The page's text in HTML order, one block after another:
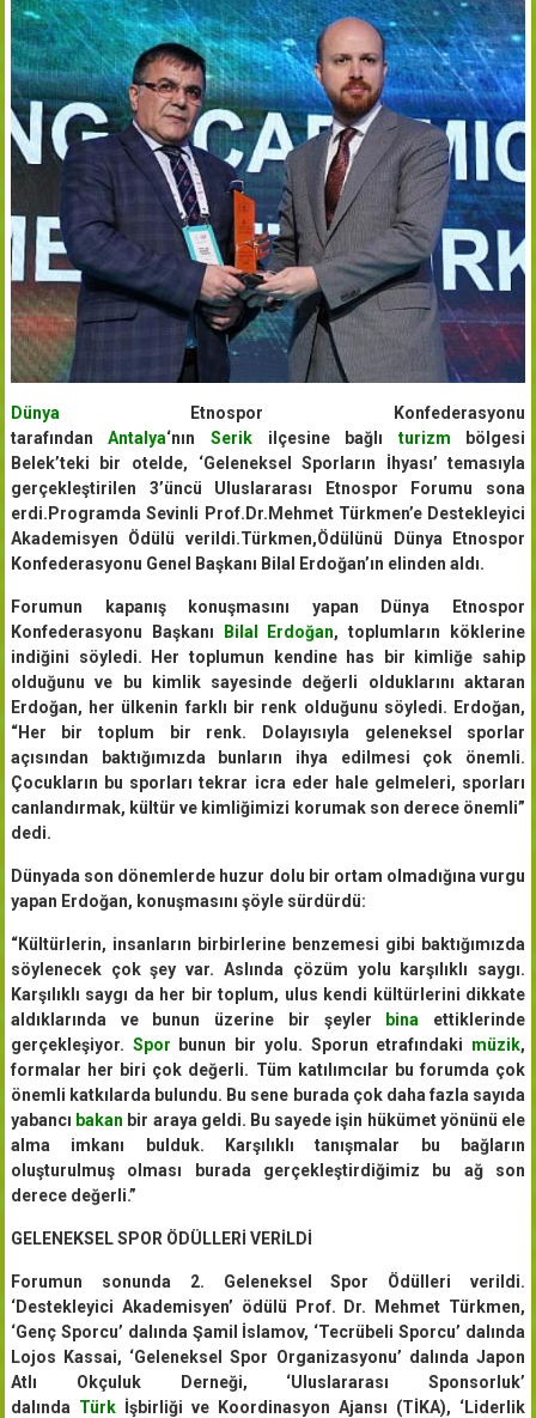
Dünya Etnospor Konfederasyonu
tarafındanAntalya‘nın Serikilçesine bağlı turizm bölgesi
Belek’teki bir otelde, ‘Geleneksel Sporların İhyası’ temasıyla
gerçekleştirilen 3’üncü Uluslararası Etnospor Forumu sona
erdi.Programda Sevinli Prof.Dr.Mehmet Türkmen’e Destekleyici
Akademisyen Ödülü verildi.Türkmen,Ödülünü Dünya Etnospor
Konfederasyonu Genel Başkanı Bilal Erdoğan’ın elinden aldı.
Forumun kapanış konuşmasını yapan Dünya Etnospor
Konfederasyonu Başkanı
Bilal Erdoğan, toplumların köklerine
indiğini söyledi. Her toplumun kendine has bir kimliğe sahip
olduğunu ve bu kimlik sayesinde değerli olduklarını aktaran
Erdoğan, her ülkenin farklı bir renk olduğunu söyledi. Erdoğan,
“Her bir toplum bir renk. Dolayısıyla geleneksel sporlar
açısından baktığımızda bunların ihya edilmesi çok önemli.
Çocukların bu sporları tekrar icra eder hale gelmeleri, sporları
canlandırmak, kültür ve kimliğimizi korumak son derece önemli”
dedi.
Dünyada son dönemlerde huzur dolu bir ortam olmadığına vurgu
yapan Erdoğan, konuşmasını şöyle sürdürdü:
“Kültürlerin, insanların birbirlerine benzemesi gibi baktığımızda
söylenecek çok şey var. Aslında çözüm yolu karşılıklı saygı.
Karşılıklı saygı da her bir toplum, ulus kendi kültürlerini dikkate
aldıklarında ve bunun üzerine bir şeyler
bina ettiklerinde
gerçekleşiyor. Spor bunun bir yolu. Sporun etrafındaki müzik,
formalar her biri çok değerli. Tüm katılımcılar bu forumda çok
önemli katkılarda bulundu. Bu sene burada çok daha fazla sayıda
yabancı bakan bir araya geldi. Bu sayede işin hükümet yönünü ele
alma imkanı bulduk. Karşılıklı tanışmalar bu bağların
oluşturulmuş olması burada gerçekleştirdiğimiz bu ağ son
derece değerli.”
GELENEKSEL SPOR ÖDÜLLERİ VERİLDİ
Forumun sonunda 2. Geleneksel Spor Ödülleri verildi.
‘Destekleyici Akademisyen’ ödülü Prof. Dr. Mehmet Türkmen,
‘Genç Sporcu’ dalında Şamil İslamov, ‘Tecrübeli Sporcu’ dalında
Lojos Kassai, ‘Geleneksel Spor Organizasyonu’ dalında Japon
Atlı Okçuluk Derneği, ‘Uluslararası Sponsorluk’
dalında Türkİşbirliği ve Koordinasyon Ajansı (TİKA), ‘Liderlik